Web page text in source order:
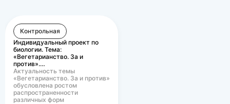
Контрольная
Индивидуальный проект по
биологии. Тема:
«Вегетарианство. За и
против».…
Актуальность темы
«Вегетарианство. За и против»
обусловлена ростом
распространенности
различных форм